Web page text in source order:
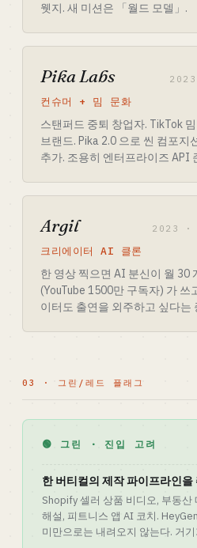
웻지. 새 미션은 「월드 모델」.
Pika Labs
컨슈머 + 밈 문화
스탠퍼드 중퇴 창업자. TikTok
브랜드. Pika 2.0 으로 씬 컴포
추가. 조용히 엔터프라이즈 API
Argil 2023 ·
크리에이터 AI 클론
한 영상 찍으면 AI 분신이 월 30
(YouTube 1500만 구독자) 가 쓰
이터도 출연을 외주하고 싶다는
03 · 그린/레드 플래그
🟢 그린 · 진입 고려
한 버티컬의 제작 파이프라인을
Shopify 셀러 상품 비디오, 부동산
해설, 피트니스 앱 AI 코치.
미만으로는 내려오지 않는다. 거